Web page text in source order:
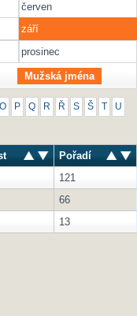
červen
září
prosinec
Mužská jména
O P Q R Ř S Š U
Pořadí
121
66
13